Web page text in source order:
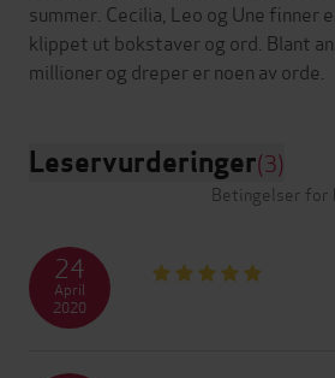
summer. Cecilia, Leo og Une finner
klippet ut bokstaver og ord. Blant
Leservurderinger(3)
Betingelser for
24
April
2020